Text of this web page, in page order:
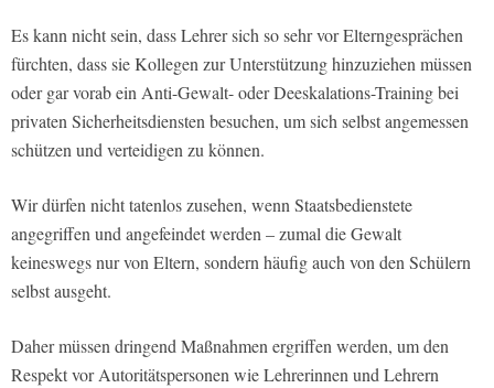
Es kann nicht sein, dass Lehrer sich so sehr vor Elterngesprächen
fürchten, dass sie Kollegen zur Unterstützung hinzuziehen müssen
oder gar vorab ein Anti-Gewalt- oder Deeskalations-Training bei
privaten Sicherheitsdiensten besuchen, um sich selbst angemessen
schützen und verteidigen zu können.
Wir dürfen nicht tatenlos zusehen, wenn Staatsbedienstete
angegriffen und angefeindet werden – zumal die Gewalt
keineswegs nur von Eltern, sondern häufig auch von den Schülern
selbst ausgeht.
Daher müssen dringend Maßnahmen ergriffen werden, um den
Respekt vor Autoritätspersonen wie Lehrerinnen und Lehrern